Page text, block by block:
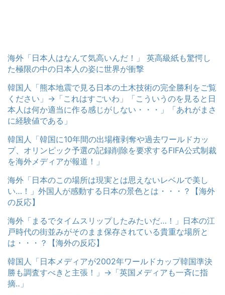
海外「日本人はなんて気高いんだ！」 英高級紙も驚愕し
た極限の中の日本人の姿に世界が衝撃
韓国人「熊本地震で見る日本の土木技術の完全勝利をご覧
ください」→「これはすごいわ」「こういうのを見ると日
本人は何か適当に作る感じがしない・・・」「あれがまさ
に経験値である」
韓国人「韓国に10年間の出場権剥奪や過去ワールドカッ
プ、オリンピック予選の記録削除を要求するFIFA公式制裁
を海外メディアが報道！」
海外「日本のこの場所は現実とは思えないレベルで美し
い…！」外国人が感動する日本の景色とは・・・？【海外
の反応】
海外「まるでタイムスリップしたみたいだ…！」日本の江
戸時代の街並みがそのまま保存されている貴重な場所と
は・・・？【海外の反応】
韓国人「日本メディアが2002年ワールドカップ韓国準決
勝も調査すべきと主張！」→「英国メディアも一斉に指
摘‥」